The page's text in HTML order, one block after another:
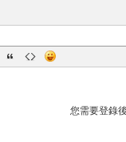
您需要登錄